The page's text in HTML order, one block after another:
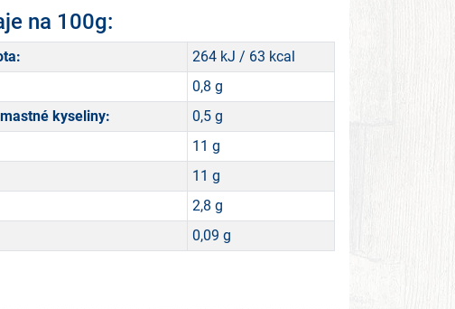
na 100g:
264 kJ / 63 kcal
0,8 g
kyseliny:
0,5 g
11 g
11 g
2,8 g
0,09 g